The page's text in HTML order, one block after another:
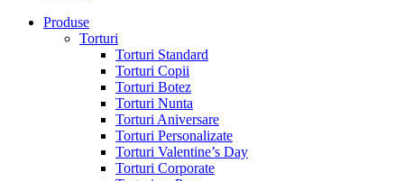
Produse
Torturi
Torturi Standard
Torturi Copii
Torturi Botez
Torturi Nunta
Torturi Aniversare
Torturi Personalizate
Torturi Valentine’s Day
Torturi Corporate